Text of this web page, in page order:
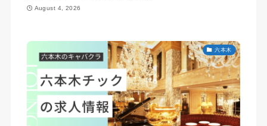
August 4, 2026
六本木